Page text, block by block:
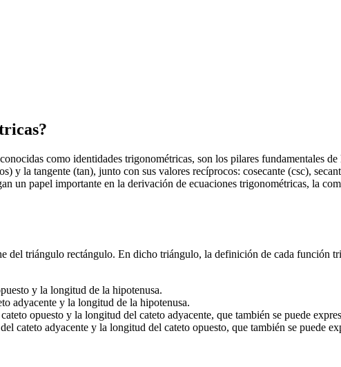
como identidades trigonométricas, son los pilares fundamentales
y la tangente (tan), junto con sus valores recíprocos: cosecante (csc),
un papel importante en la derivación de ecuaciones trigonométricas, la
del triángulo rectángulo. En dicho triángulo, la definición de cada función
y la longitud de la hipotenusa.
adyacente y la longitud de la hipotenusa.
opuesto y la longitud del cateto adyacente, que también se puede
cateto adyacente y la longitud del cateto opuesto, que también se puede